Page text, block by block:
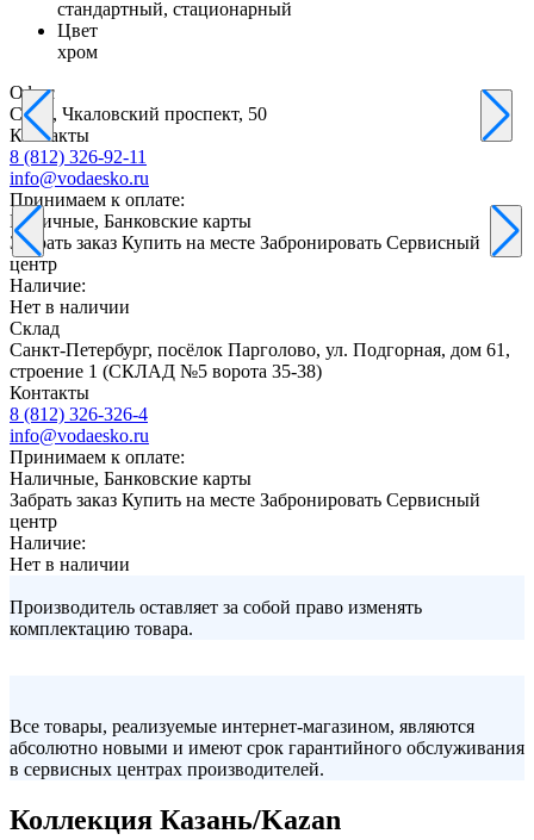
стандартный, стационарный
Цвет
хром
Офис
С-Пб, Чкаловский проспект, 50
Контакты
8 (812) 326-92-11
info@vodaesko.ru
Принимаем к оплате:
Наличные, Банковские карты
Забрать заказ Купить на месте Забронировать Сервисный
центр
Наличие:
Нет в наличии
Склад
Санкт-Петербург, посёлок Парголово, ул. Подгорная, дом 61,
строение 1 (СКЛАД №5 ворота 35-38)
Контакты
8 (812) 326-326-4
info@vodaesko.ru
Принимаем к оплате:
Наличные, Банковские карты
Забрать заказ Купить на месте Забронировать Сервисный
центр
Наличие:
Нет в наличии
Производитель оставляет за собой право изменять
комплектацию товара.
Все товары, реализуемые интернет-магазином, являются
абсолютно новыми и имеют срок гарантийного обслуживания
в сервисных центрах производителей.
Коллекция Казань/Kazan